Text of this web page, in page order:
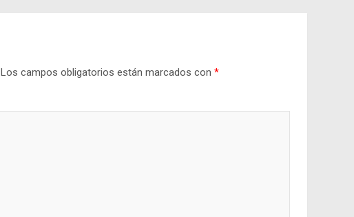
Los campos obligatorios están marcados con *